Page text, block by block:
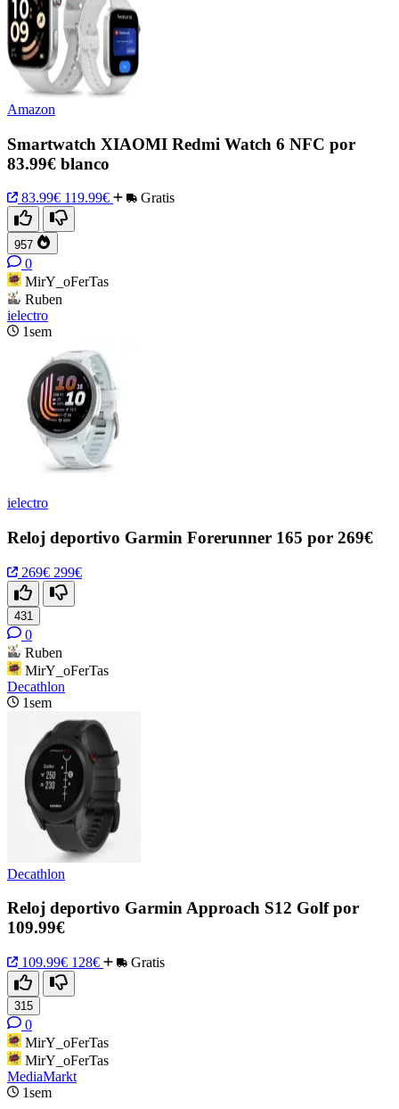
Amazon
Smartwatch XIAOMI Redmi Watch 6 NFC por
83.99€ blanco
83.99€ 119.99€ Gratis
957
0
MirY_oFerTas
Ruben
ielectro
1sem
ielectro
Reloj deportivo Garmin Forerunner 165 por 269€
269€ 299€
431
0
Ruben
MirY_oFerTas
Decathlon
1sem
Decathlon
Reloj deportivo Garmin Approach S12 Golf por
109.99€
109.99€ 128€ Gratis
315
0
MirY_oFerTas
MirY_oFerTas
MediaMarkt
1sem